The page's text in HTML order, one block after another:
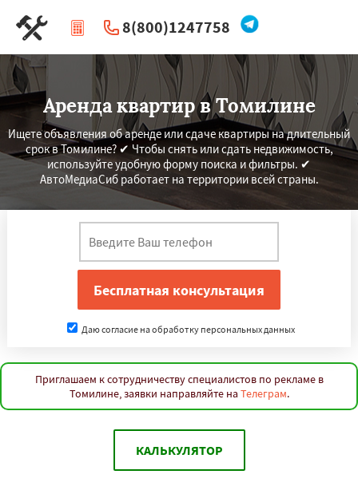
8(800)1247758
| Перезвоните мне
Аренда квартир в Томилине
Ищете объявления об аренде или сдаче квартиры на длительный
срок в Томилине? ✔ Чтобы снять или сдать недвижимость,
используйте удобную форму поиска и фильтры. ✔
АвтоМедиаСиб работает на территории всей страны.
Даю согласие на обработку персональных данных
Приглашаем к сотрудничеству специалистов по рекламе в
Томилине, заявки направляйте на Телеграм.
КАЛЬКУЛЯТОР